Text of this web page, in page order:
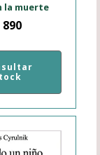
la muerte
890